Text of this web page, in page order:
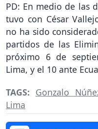
PD: En medio de las
tuvo con César
no ha sido
partidos de las
próximo 6 de
Lima, y el 10 ante
TAGS: Gonzalo
Lima